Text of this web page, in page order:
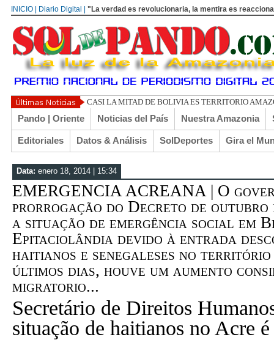
INICIO | Diario Digital | "La verdad es revolucionaria, la mentira es
UN LIBERTARIO LLAMADO EL T
Pando | Oriente Noticias del País Nuestra Amazonia
Editoriales Datos & Análisis SolDeportes Gira el
Data: enero 18, 2014 | 15:34
EMERGENCIA ACREANA | O
prorrogação do Decreto de outubro
a situação de emergência social em
Epitaciolândia devido à entrada
haitianos e senegaleses no
últimos dias, houve um aumento
migratorio...
Secretário de Direitos
situação de haitianos no Acre